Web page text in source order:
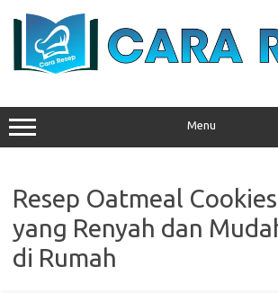
Menu
Resep Oatmeal
yang Renyah dan
di Rumah